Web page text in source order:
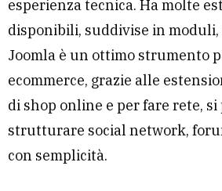
esperienza tecnica. Ha molte
disponibili, suddivise in
Joomla è un ottimo strumento
ecommerce, grazie alle
di shop online e per fare rete, si
strutturare social network,
con semplicità.